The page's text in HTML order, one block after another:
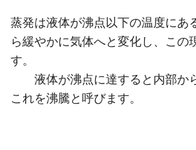
蒸発は液体が沸点以下の温度にあ
ら緩やかに気体へと変化し、この
す
液体が沸点に達すると内部から
これを沸騰と呼びます。